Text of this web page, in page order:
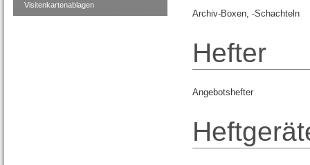
Visitenkartenablagen
Archiv-Boxen, -Schachteln
Hefter
Angebotshefter